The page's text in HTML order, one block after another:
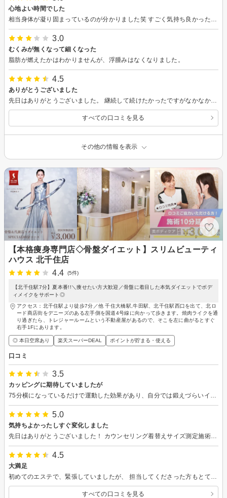
心地よい時間でした
3.0
むくみが無くなって細くなった
脂肪が燃えたかはわかりませんが、浮腫みはなくなりました。
4.5
ありがとうございました
先日はありがとうございました。 継続して続けたかったですがなかなか今の環境下では通えずすみません。 また機会があれば是非宜しくお願いします
すべての口コミを見る
その他の情報を表示
【本格痩身専門店◇骨盤ダイエット】スリムビューティ
ハウス 北千住店
4.4
(5件)
【北千住駅7分】夏本番!!＼痩せたい方大歓迎／骨盤に着目した本気ダイエットでボデ
ィメイクをサポート◎
アクセス：北千住駅より徒歩7分／他 千住大橋駅,牛田駅、北千住駅西口を出て、北ロ
ード商店街をデニーズのある左手側を国道4号線に向かって歩きます。焼肉ライクを通
り過ぎたら、トレジャールームという不動産屋があるので、そこを左に曲がるとすぐ
右手1Fにあります。
◎ 本日空席あり 楽天スーパーDEAL ポイントが貯まる・使える
口コミ
3.5
カッピングに期待していましたが
5.0
気持ちよかったしすぐ変化しました
先日はありがとうございました！ カウンセリング着替えサイズ測定施術サイズ測定アンケートという流れでした。 料金設定の説明もされましたが、持ち帰って考えさせていただきました。 施術ないようですが、まず台に寝転がるだけで全てやってくれます。 私がやることと言ったら、仰向けからうつ伏せ、うつ伏せから仰向けになることだけでした。 しかも1回ずつひっくり返っただけです。 脚のリンパを流してもらったんですが、これがめちゃめちゃ気持ちよくて… 最高でした！ お腹と背中のインナーマッスルにアプローチしてくれる機械は、お腹の方は沢山動いてくれたんですが背中の方は全然で…（私の血流不足の問題です） お腹の方はレベルをどんどんあげて貰えましたし、施術後はすっきりクビレもできてました！ 全体を通して接客してくれた人も施術してくれた人も、院内を歩くスタッフさん達も優しく丁寧で好印象でした。 是非また行きたいです。
4.5
大満足
すべての口コミを見る